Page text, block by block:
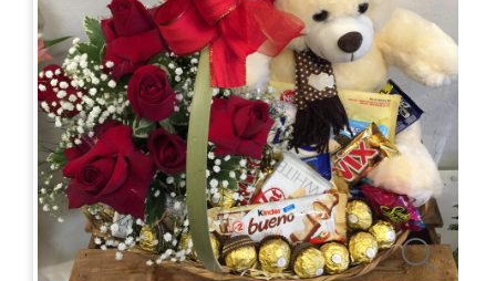
CESTAS
MIMOS
OCASIÕES
PARA